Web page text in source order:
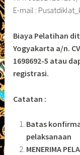
E-mail :
Biaya Pelatihan
Yogyakarta a/n.
1698692-5 atau
registrasi.
Catatan :
Batas
pelaksanaan
MENERIMA